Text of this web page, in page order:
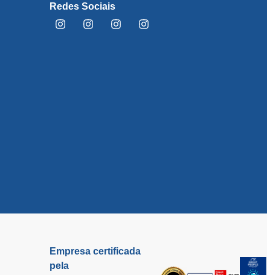
Redes Sociais
Empresa certificada
pela